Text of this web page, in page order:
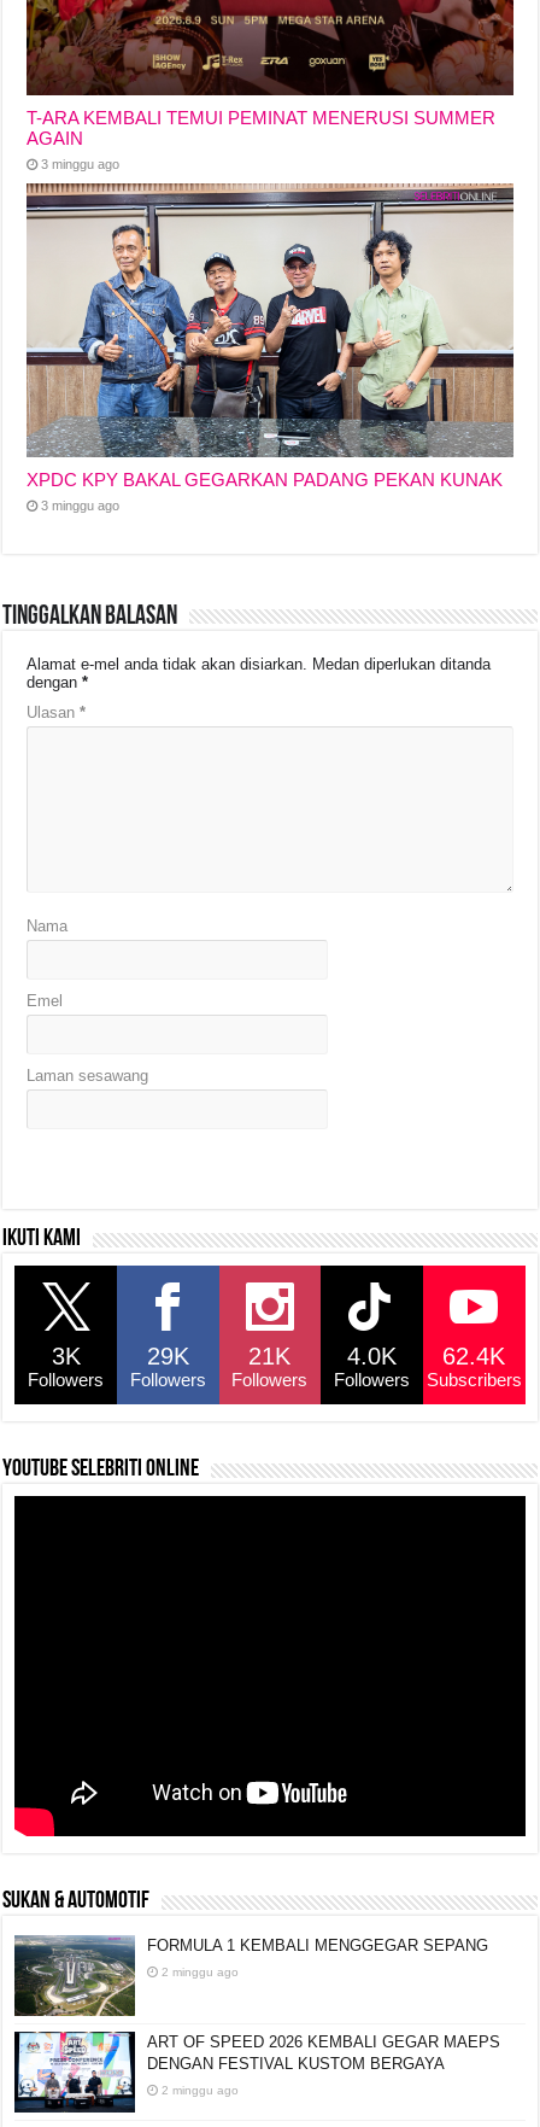
T-ARA KEMBALI TEMUI PEMINAT MENERUSI SUMMER
AGAIN
3 minggu ago
XPDC KPY BAKAL GEGARKAN PADANG PEKAN KUNAK
3 minggu ago
Tinggalkan Balasan
Alamat e-mel anda tidak akan disiarkan. Medan diperlukan ditanda
dengan*
Ulasan*
Nama
Emel
Laman sesawang
Ikuti kami
3K
Followers
29K
Followers
21K
Followers
4.0K
Followers
62.4K
Subscribers
YouTube selebriti online
SUKAN & AUTOMOTIF
FORMULA 1 KEMBALI MENGGEGAR SEPANG
2 minggu ago
ART OF SPEED 2026 KEMBALI GEGAR MAEPS
DENGAN FESTIVAL KUSTOM BERGAYA
2 minggu ago